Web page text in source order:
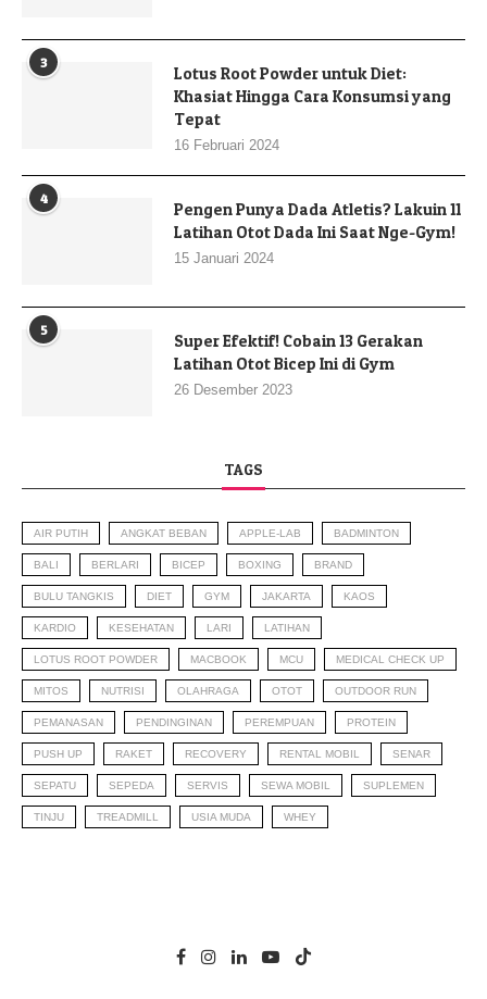
3
Lotus Root Powder untuk Diet:
Khasiat Hingga Cara Konsumsi yang
Tepat
16 Februari 2024
4
Pengen Punya Dada Atletis? Lakuin 11
Latihan Otot Dada Ini Saat Nge-Gym!
15 Januari 2024
5
Super Efektif! Cobain 13 Gerakan
Latihan Otot Bicep Ini di Gym
26 Desember 2023
TAGS
AIR PUTIH ANGKAT BEBAN APPLE-LAB BADMINTON
BALI BERLARI BICEP BOXING BRAND
BULU TANGKIS DIET GYM JAKARTA KAOS
KARDIO KESEHATAN LARI LATIHAN
LOTUS ROOT POWDER MACBOOK MCU MEDICAL CHECK UP
MITOS NUTRISI OLAHRAGA OTOT OUTDOOR RUN
PEMANASAN PENDINGINAN PEREMPUAN PROTEIN
PUSH UP RAKET RECOVERY RENTAL MOBIL SENAR
SEPATU SEPEDA SERVIS SEWA MOBIL SUPLEMEN
TINJU TREADMILL USIA MUDA WHEY